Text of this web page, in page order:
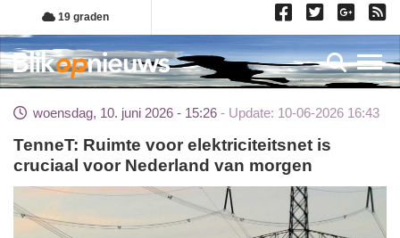
Overslaan
en
naar
de
gaan
19 graden
woensdag, 10. juni 2026 - 15:26 Update: 10-06-2026 16:43
TenneT: Ruimte voor elektriciteitsnet is
cruciaal voor Nederland van morgen